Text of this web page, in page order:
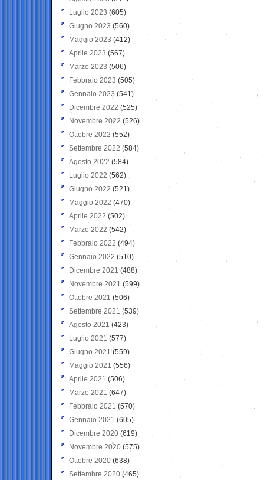
Luglio 2023 (605)
Giugno 2023 (560)
Maggio 2023 (412)
Aprile 2023 (567)
Marzo 2023 (506)
Febbraio 2023 (505)
Gennaio 2023 (541)
Dicembre 2022 (525)
Novembre 2022 (526)
Ottobre 2022 (552)
Settembre 2022 (584)
Agosto 2022 (584)
Luglio 2022 (562)
Giugno 2022 (521)
Maggio 2022 (470)
Aprile 2022 (502)
Marzo 2022 (542)
Febbraio 2022 (494)
Gennaio 2022 (510)
Dicembre 2021 (488)
Novembre 2021 (599)
Ottobre 2021 (506)
Settembre 2021 (539)
Agosto 2021 (423)
Luglio 2021 (577)
Giugno 2021(559)
Maggio 2021 (556)
Aprile 2021 (506)
Marzo 2021 (647)
Febbraio 2021 (570)
Gennaio 2021 (605)
Dicembre 2020 (619)
Novembre 2020 (575)
Ottobre 2020 (638)
Settembre 2020(465)